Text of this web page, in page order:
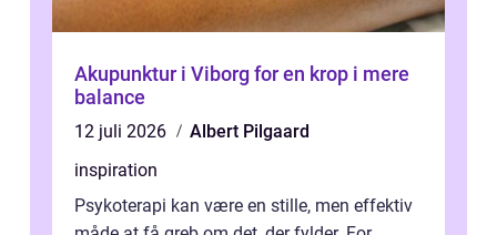
Akupunktur i Viborg for en krop i mere
balance
12 juli 2026
Albert Pilgaard
inspiration
Psykoterapi kan være en stille, men effektiv